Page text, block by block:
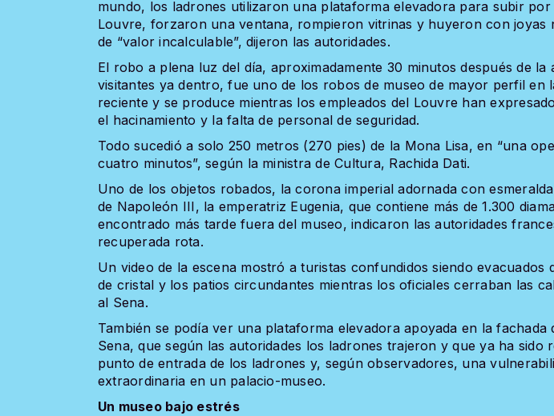
mundo, los ladrones utilizaron una plataforma elevadora para subir por
Louvre, forzaron una ventana, rompieron vitrinas y huyeron con joyas
de “valor incalculable”, dijeron las autoridades.
El robo a plena luz del día, aproximadamente 30 minutos después de
visitantes ya dentro, fue uno de los robos de museo de mayor perfil en
reciente y se produce mientras los empleados del Louvre han
el hacinamiento y la falta de personal de seguridad.
Todo sucedió a solo 250 metros (270 pies) de la Mona Lisa, en “una
cuatro minutos”, según la ministra de Cultura, Rachida Dati.
Uno de los objetos robados, la corona imperial adornada con
de Napoleón III, la emperatriz Eugenia, que contiene más de 1.300
encontrado más tarde fuera del museo, indicaron las autoridades
recuperada rota.
Un video de la escena mostró a turistas confundidos siendo evacuados
de cristal y los patios circundantes mientras los oficiales cerraban las
al Sena.
También se podía ver una plataforma elevadora apoyada en la fachada
Sena, que según las autoridades los ladrones trajeron y que ya ha sido
punto de entrada de los ladrones y, según observadores, una
extraordinaria en un palacio-museo.
Un museo bajo estrés